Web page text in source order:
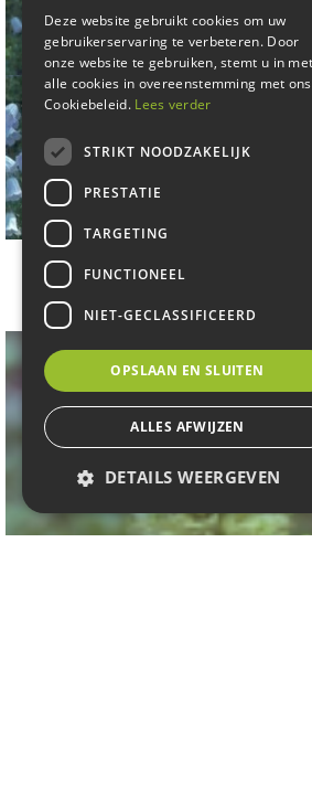
Campanula
Deze website gebruikt cookies om uw
gebruikerservaring te verbeteren. Door
onze website te gebruiken, stemt u in met
alle cookies in overeenstemming met ons
Cookiebeleid. Lees verder
STRIKT NOODZAKELIJK
PRESTATIE
TARGETING
FUNCTIONEEL
NIET-GECLASSIFICEERD
OPSLAAN EN SLUITEN
ALLES AFWIJZEN
DETAILS WEERGEVEN